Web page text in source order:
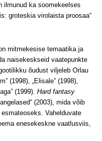
ilmunud ka soomekeelses
groteskia virolaista proosaa“
mitmekesise temaatika ja
naisekeskseid vaatepunkte
õudust viljeleb Orlau
(1998), „Elisale” (1998),
(1999). Hard fantasy
(2003), mida võib
Vahelduvate
enesekeskne vaatlusviis,